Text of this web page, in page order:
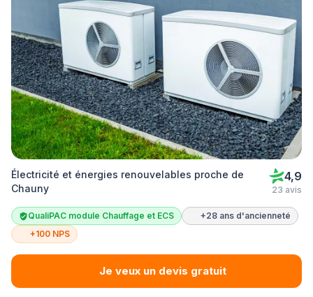
Électricité et énergies renouvelables proche de
Chauny
4,9
23 avis
QualiPAC module Chauffage et ECS
+28 ans d'ancienneté
+100 NPS
Je veux un devis gratuit